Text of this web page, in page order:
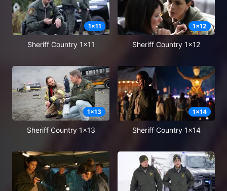
1x11
Sheriff Country 1x11
1x12
Sheriff Country 1x12
1x13
Sheriff Country 1x13
1x14
Sheriff Country 1x14